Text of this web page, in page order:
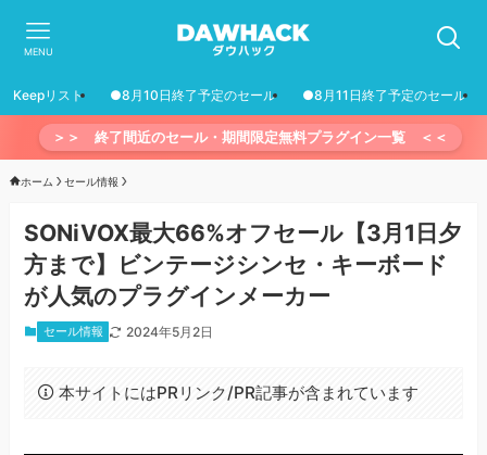
MENU
Keepリスト ●8月10日終了予定のセール ●8月11日終了予定のセール
＞＞ 終了間近のセール・期間限定無料プラグイン一覧 ＜＜
ホーム セール情報
SONiVOX最大66%オフセール【3月1日夕
方まで】ビンテージシンセ・キーボード
が人気のプラグインメーカー
セール情報 2024年5月2日
本サイトにはPRリンク/PR記事が含まれています